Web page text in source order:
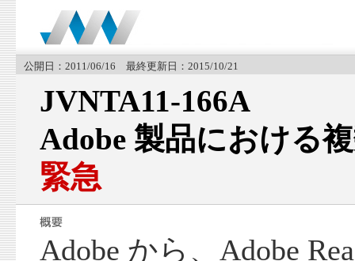
公開日：2011/06/16 最終更新日：2015/10/21
JVNTA11-166A
Adobe 製品における
緊急
Adobe から、Adobe